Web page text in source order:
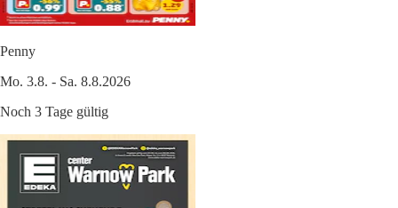
Penny
Mo. 3.8. - Sa. 8.8.2026
Noch 3 Tage gültig